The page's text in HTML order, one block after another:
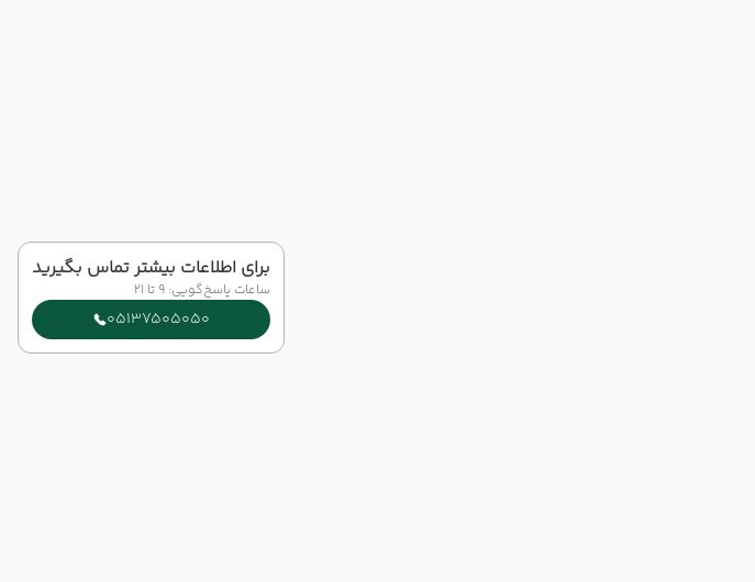
برای اطلاعات بیشتر تماس بگیرید
ساعات پاسخ‌گویی: 9 تا 21
05137505050